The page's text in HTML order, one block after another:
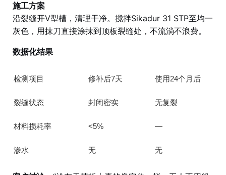
施工方案
沿裂缝开V型槽，清理干净。搅拌Sikadur 31 STP至均一
灰色，用抹刀直接涂抹到顶板裂缝处，不流淌不浪费。
数据化结果
检测项目 修补后7天 使用24个月后
裂缝状态 封闭密实 无复裂
材料损耗率 <5% —
渗水 无 无